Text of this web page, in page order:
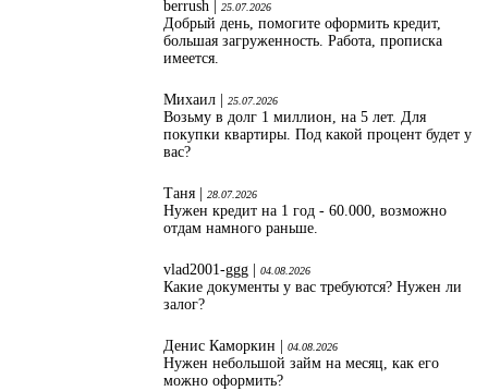
berrush |
25.07.2026
Добрый день, помогите оформить кредит,
большая загруженность. Работа, прописка
имеется.
Михаил | 25.07.2026
Возьму в долг 1 миллион, на 5 лет. Для
покупки квартиры. Под какой процент будет у
вас?
Таня | 28.07.2026
Нужен кредит на 1 год - 60.000, возможно
отдам намного раньше.
vlad2001-ggg | 04.08.2026
Какие документы у вас требуются? Нужен ли
залог?
Денис Каморкин | 04.08.2026
Нужен небольшой займ на месяц, как его
можно оформить?